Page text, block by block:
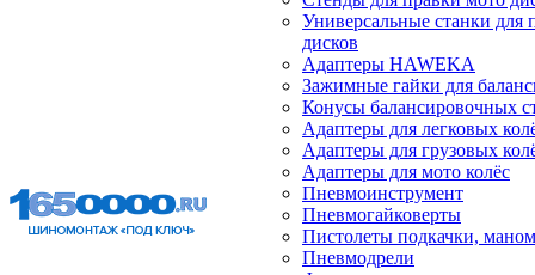
Универсальные станки для
дисков
Адаптеры HAWEKA
Зажимные гайки для
Конусы балансировочных
Адаптеры для легковых
Адаптеры для грузовых
Адаптеры для мото колёс
Пневмоинструмент
Пневмогайковерты
Пистолеты подкачки,
Пневмодрели